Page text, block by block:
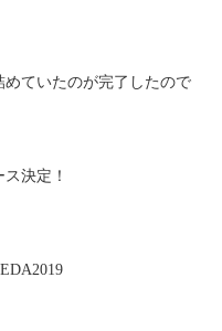
ていたのが完了したので
決定！